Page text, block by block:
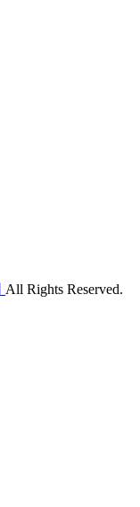
All Rights Reserved.